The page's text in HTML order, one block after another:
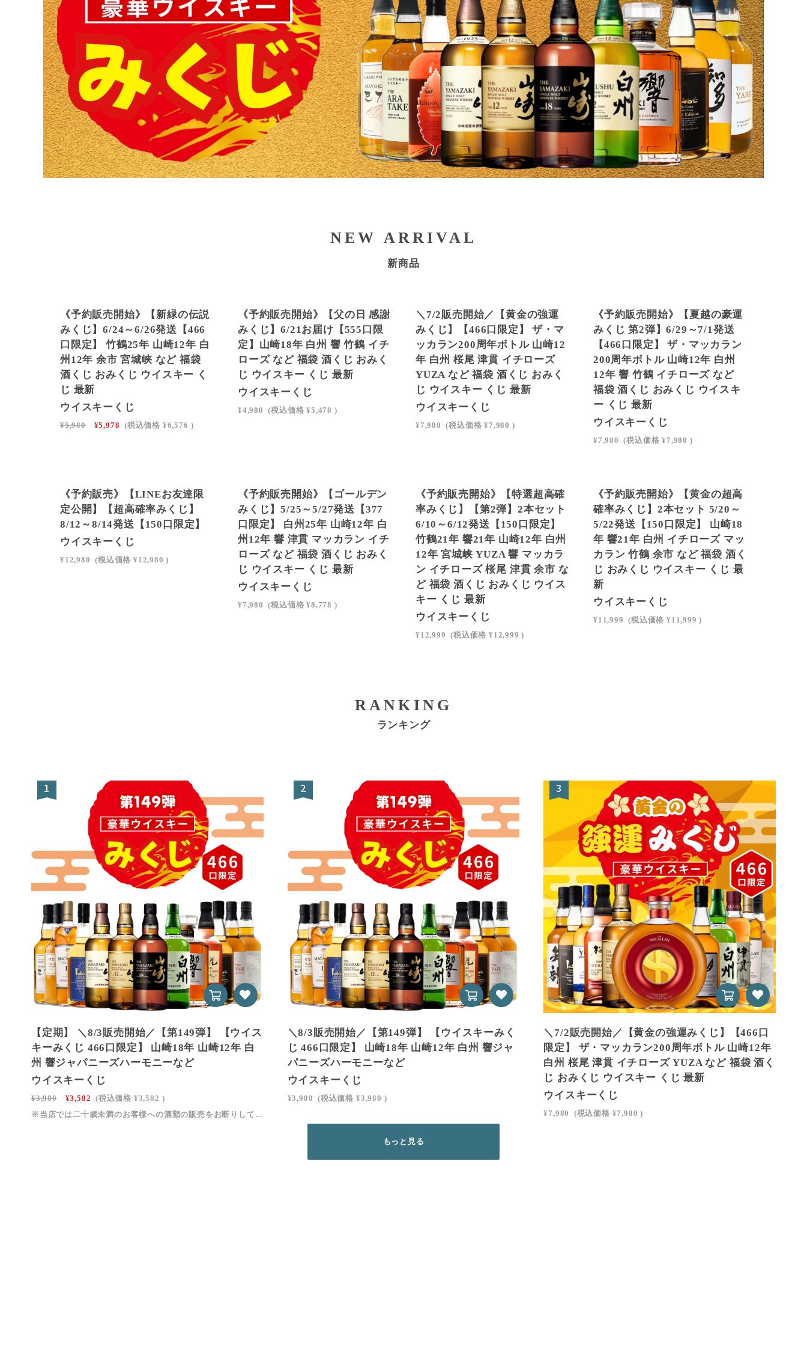
NEW ARRIVAL
新商品
SOLD OUT
《予約販売開始》【新緑の伝説
みくじ】6/24～6/26発送【466
口限定】 竹鶴25年 山崎12年 白
州12年 余市 宮城峡 など 福袋
酒くじ おみくじ ウイスキー く
じ 最新
ウイスキーくじ
¥5,980 ¥5,978 (税込価格 ¥6,576 )
SOLD OUT
《予約販売開始》【父の日 感謝
みくじ】6/21お届け【555口限
定】山崎18年 白州 響 竹鶴 イチ
ローズ など 福袋 酒くじ おみく
じ ウイスキー くじ 最新
ウイスキーくじ
¥4,980 (税込価格 ¥5,478 )
＼7/2販売開始／【黄金の強運
みくじ】【466口限定】 ザ・マ
ッカラン200周年ボトル 山崎12
年 白州 桜尾 津貫 イチローズ
YUZA など 福袋 酒くじ おみく
じ ウイスキー くじ 最新
ウイスキーくじ
¥7,980 (税込価格 ¥7,980 )
SOLD OUT
《予約販売開始》【夏越の豪運
みくじ 第2弾】6/29～7/1発送
【466口限定】 ザ・マッカラン
200周年ボトル 山崎12年 白州
12年 響 竹鶴 イチローズ など
福袋 酒くじ おみくじ ウイスキ
ー くじ 最新
ウイスキーくじ
¥7,980 (税込価格 ¥7,980 )
《予約販売》【LINEお友達限
定公開】【超高確率みくじ】
8/12～8/14発送【150口限定】
ウイスキーくじ
¥12,980 (税込価格 ¥12,980 )
SOLD OUT
《予約販売開始》【ゴールデン
みくじ】5/25～5/27発送【377
口限定】 白州25年 山崎12年 白
州12年 響 津貫 マッカラン イチ
ローズ など 福袋 酒くじ おみく
じ ウイスキー くじ 最新
ウイスキーくじ
¥7,980 (税込価格 ¥8,778 )
SOLD OUT
《予約販売開始》【特選超高確
率みくじ】【第2弾】2本セット
6/10～6/12発送【150口限定】
竹鶴21年 響21年 山崎12年 白州
12年 宮城峡 YUZA 響 マッカラ
ン イチローズ 桜尾 津貫 余市 な
ど 福袋 酒くじ おみくじ ウイス
キー くじ 最新
ウイスキーくじ
¥12,999 (税込価格 ¥12,999 )
SOLD OUT
《予約販売開始》【黄金の超高
確率みくじ】2本セット 5/20～
5/22発送【150口限定】 山崎18
年 響21年 白州 イチローズ マッ
カラン 竹鶴 余市 など 福袋 酒く
じ おみくじ ウイスキー くじ 最
新
ウイスキーくじ
¥11,999 (税込価格 ¥11,999 )
RANKING
ランキング
1
【定期】 ＼8/3販売開始／【第149弾】 【ウイス
キーみくじ 466口限定】 山崎18年 山崎12年 白
州 響ジャパニーズハーモニーなど
ウイスキーくじ
¥3,980 ¥3,582 (税込価格 ¥3,582 )
※当店では二十歳未満のお客様への酒類の販売をお断りしております。※飲酒運転は法律で禁止されています。絶対におやめください。※妊娠中・授乳期の飲酒は、胎児・乳児の発育に悪影響を与えるおそれがあります。※お酒は適量を守り、楽しく適切にお楽しみください。※本企画は福袋、くじという特性上、中身が想像していたものと違うなどのお客様都合による返品・交換はお受け致しかねます。※画像に掲載されているお酒のどれか１本（1口）が発送されます。内容や中身に納得できないといった(バズレでした★3,2,1など)レビューされる方はご購入控えて頂くようお願い致します。※長期不在や住所不明などで商品が差し戻された場合、再発送は承っておりません。※ページの更新頻度が高いため、くじの内容を事前にスクリーンショット（または写真）で保存をお願いいたします
2
＼8/3販売開始／【第149弾】 【ウイスキーみく
じ 466口限定】 山崎18年 山崎12年 白州 響ジャ
パニーズハーモニーなど
ウイスキーくじ
¥3,980 (税込価格 ¥3,980 )
3
＼7/2販売開始／【黄金の強運みくじ】【466口
限定】 ザ・マッカラン200周年ボトル 山崎12年
白州 桜尾 津貫 イチローズ YUZA など 福袋 酒く
じ おみくじ ウイスキー くじ 最新
ウイスキーくじ
¥7,980 (税込価格 ¥7,980 )
もっと見る